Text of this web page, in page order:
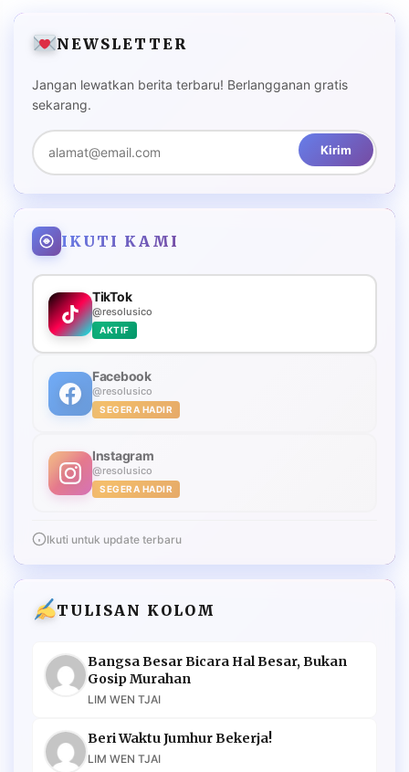
NEWSLETTER
Jangan lewatkan berita terbaru! Berlangganan gratis
sekarang.
Kirim
IKUTI KAMI
TikTok
@resolusico
AKTIF
Facebook
@resolusico
SEGERA HADIR
Instagram
@resolusico
SEGERA HADIR
Ikuti untuk update terbaru
TULISAN KOLOM
Bangsa Besar Bicara Hal Besar, Bukan
Gosip Murahan
LIM WEN TJAI
Beri Waktu Jumhur Bekerja!
LIM WEN TJAI